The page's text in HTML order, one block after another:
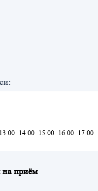
13:00 14:00 15:00 16:00 17:00
на приём